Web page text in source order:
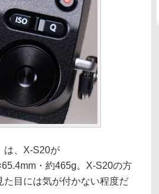
は、X-S20が
・約465g。X-S20の方
た目には気が付かない程度だ